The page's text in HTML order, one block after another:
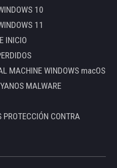
10
11
INICIO
MACHINE WINDOWS macOS
MALWARE
CONTRA